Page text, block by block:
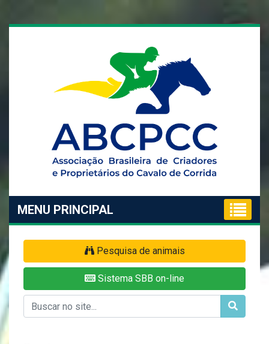
MENU PRINCIPAL
Pesquisa de animais
Sistema SBB on-line